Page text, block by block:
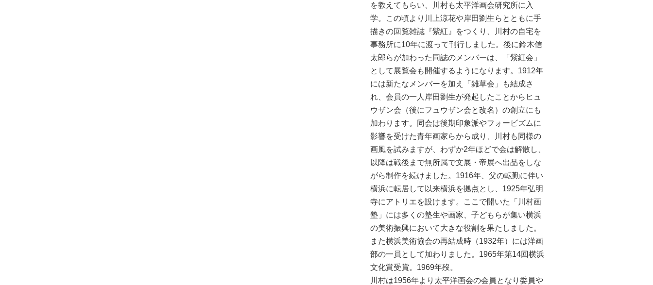
を教えてもらい、川村も太平洋画会研究所に入
学。この頃より川上涼花や岸田劉生らとともに手
描きの回覧雑誌『紫紅』をつくり、川村の自宅を
事務所に10年に渡って刊行しました。後に鈴木信
太郎らが加わった同誌のメンバーは、「紫紅会」
として展覧会も開催するようになります。1912年
には新たなメンバーを加え「雑草会」も結成さ
れ、会員の一人岸田劉生が発起したことからヒュ
ウザン会（後にフュウザン会と改名）の創立にも
加わります。同会は後期印象派やフォービズムに
影響を受けた青年画家らから成り、川村も同様の
画風を試みますが、わずか2年ほどで会は解散し、
以降は戦後まで無所属で文展・帝展へ出品をしな
がら制作を続けました。1916年、父の転勤に伴い
横浜に転居して以来横浜を拠点とし、1925年弘明
寺にアトリエを設けます。ここで開いた「川村画
塾」には多くの塾生や画家、子どもらが集い横浜
の美術振興において大きな役割を果たしました。
また横浜美術協会の再結成時（1932年）には洋画
部の一員として加わりました。1965年第14回横浜
文化賞受賞。1969年歿。
川村は1956年より太平洋画会の会員となり委員や